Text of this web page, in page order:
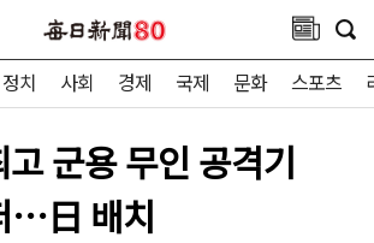
정치 사회 경제 국제 문화 스포츠
군용 무인 공격기
…日 배치